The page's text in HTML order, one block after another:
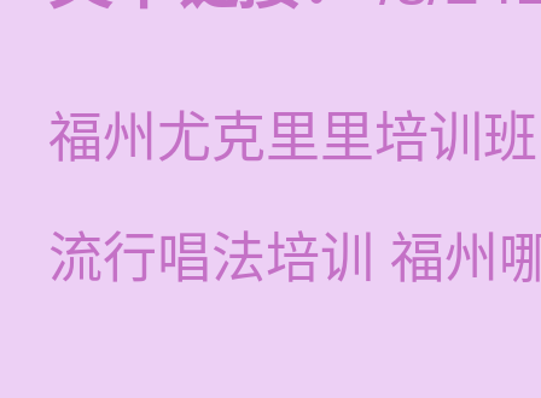
福州尤克里里培训
流行唱法培训 福州